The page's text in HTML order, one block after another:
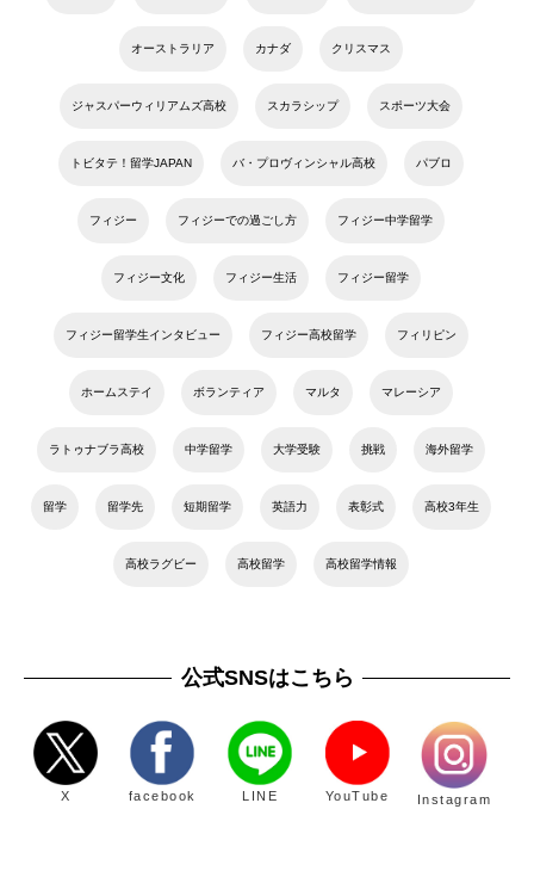
オーストラリア カナダ クリスマス
ジャスパーウィリアムズ高校 スカラシップ スポーツ大会
トビタテ！留学JAPAN バ・プロヴィンシャル高校 パブロ
フィジー フィジーでの過ごし方 フィジー中学留学
フィジー文化 フィジー生活 フィジー留学
フィジー留学生インタビュー フィジー高校留学 フィリピン
ホームステイ ボランティア マルタ マレーシア
ラトゥナブラ高校 中学留学 大学受験 挑戦 海外留学
留学 留学先 短期留学 英語力 表彰式 高校3年生
高校ラグビー 高校留学 高校留学情報
公式SNSはこちら
X facebook LINE YouTube Instagram